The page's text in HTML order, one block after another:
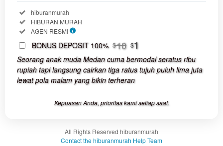
client, in
Included:
hiburanmurah
Included:
HIBURAN MURAH
Included:
AGEN RESMI
BONUS DEPOSIT 100% $10 $1
Seorang anak muda Medan cuma bermodal seratus ribu
rupiah tapi langsung cairkan tiga ratus tujuh puluh lima juta
lewat pola malam yang bikin terheran
Kepuasan Anda, prioritas kami setiap saat.
All Rights Reserved hiburanmurah
Contact the hiburanmurah Help Team